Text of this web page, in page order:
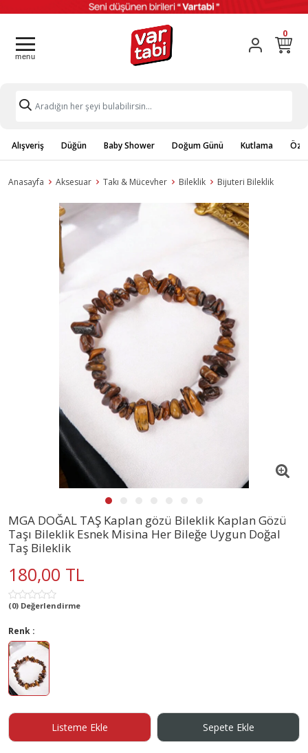
0
Alışveriş Düğün Baby Shower Doğum Günü Kutlama
Anasayfa Aksesuar Takı & Mücevher Bileklik Bijuteri Bileklik
MGA DOĞAL TAŞ Kaplan gözü Bileklik Kaplan Gözü
Taşı Bileklik Esnek Misina Her Bileğe Uygun Doğal
Taş Bileklik
180,00 TL
(0) Değerlendirme
Renk :
Listeme Ekle Sepete Ekle